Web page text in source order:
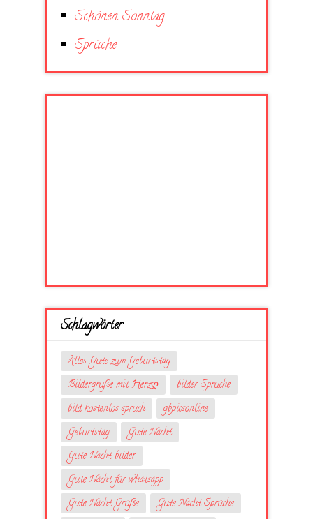
Schönen Sonntag
Sprüche
Schlagwörter
Alles Gute zum Geburtstag
Bildergrüße mit Herzღ
bilder Sprüche
bild kostenlos spruch
gbpicsonline
Geburtstag
Gute Nacht
Gute Nacht bilder
Gute Nacht für whatsapp
Gute Nacht Grüße
Gute Nacht Sprüche